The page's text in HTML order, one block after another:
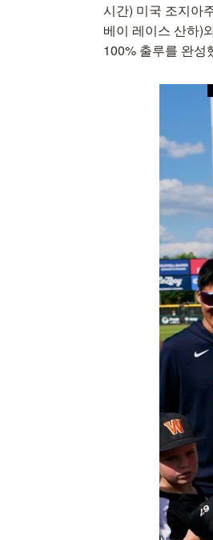
시간) 미국 조지아
베이 레이스 산하)
100% 출루를 완성